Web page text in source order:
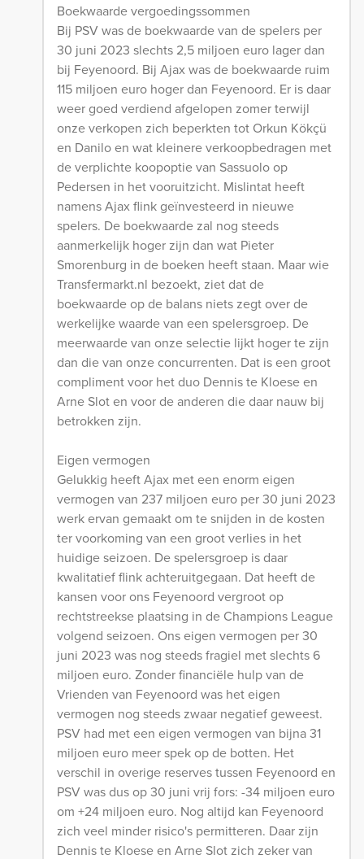
Boekwaarde vergoedingssommen
Bij PSV was de boekwaarde van de spelers per
30 juni 2023 slechts 2,5 miljoen euro lager dan
bij Feyenoord. Bij Ajax was de boekwaarde ruim
115 miljoen euro hoger dan Feyenoord. Er is daar
weer goed verdiend afgelopen zomer terwijl
onze verkopen zich beperkten tot Orkun Kökçü
en Danilo en wat kleinere verkoopbedragen met
de verplichte koopoptie van Sassuolo op
Pedersen in het vooruitzicht. Mislintat heeft
namens Ajax flink geïnvesteerd in nieuwe
spelers. De boekwaarde zal nog steeds
aanmerkelijk hoger zijn dan wat Pieter
Smorenburg in de boeken heeft staan. Maar wie
Transfermarkt.nl bezoekt, ziet dat de
boekwaarde op de balans niets zegt over de
werkelijke waarde van een spelersgroep. De
meerwaarde van onze selectie lijkt hoger te zijn
dan die van onze concurrenten. Dat is een groot
compliment voor het duo Dennis te Kloese en
Arne Slot en voor de anderen die daar nauw bij
betrokken zijn.
Eigen vermogen
Gelukkig heeft Ajax met een enorm eigen
vermogen van 237 miljoen euro per 30 juni 2023
werk ervan gemaakt om te snijden in de kosten
ter voorkoming van een groot verlies in het
huidige seizoen. De spelersgroep is daar
kwalitatief flink achteruitgegaan. Dat heeft de
kansen voor ons Feyenoord vergroot op
rechtstreekse plaatsing in de Champions League
volgend seizoen. Ons eigen vermogen per 30
juni 2023 was nog steeds fragiel met slechts 6
miljoen euro. Zonder financiële hulp van de
Vrienden van Feyenoord was het eigen
vermogen nog steeds zwaar negatief geweest.
PSV had met een eigen vermogen van bijna 31
miljoen euro meer spek op de botten. Het
verschil in overige reserves tussen Feyenoord en
PSV was dus op 30 juni vrij fors: -34 miljoen euro
om +24 miljoen euro. Nog altijd kan Feyenoord
zich veel minder risico's permitteren. Daar zijn
Dennis te Kloese en Arne Slot zich zeker van